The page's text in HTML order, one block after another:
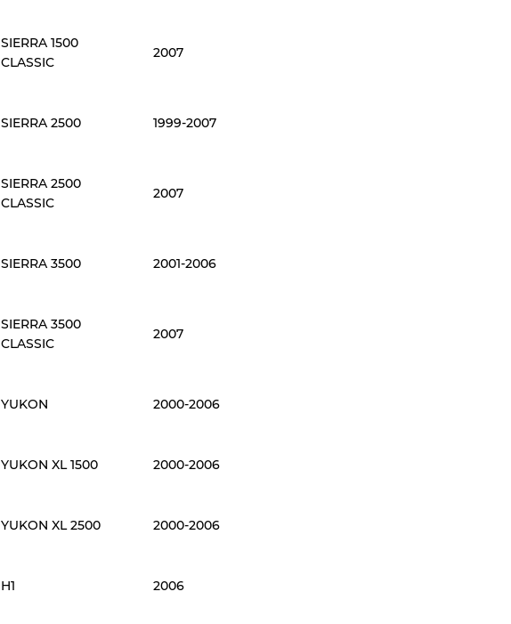
SIERRA 1500
CLASSIC
2007
SIERRA 2500 1999-2007
SIERRA 2500
CLASSIC
2007
SIERRA 3500 2001-2006
SIERRA 3500
CLASSIC
2007
YUKON 2000-2006
YUKON XL 1500 2000-2006
YUKON XL 2500 2000-2006
H1 2006